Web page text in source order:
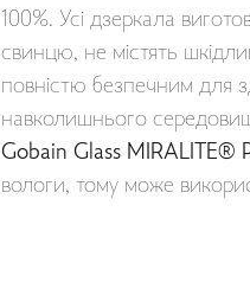
100%. Усі дзеркала
свинцю, не містять
повністю безпечним для
навколишнього
Gobain Glass MIRALITE®
вологи, тому може